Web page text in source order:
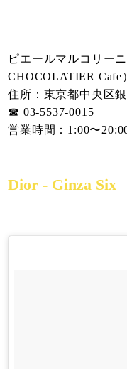
ピエールマルコリー
CHOCOLATIER Cafe
住所：東京都中央区
☎︎ 03-5537-0015
営業時間：1:00〜
Dior - Ginza Six